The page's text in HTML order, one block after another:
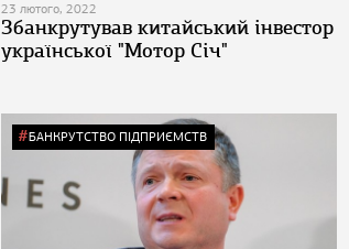
23 лютого, 2022
Збанкрутував китайський інвестор
української "Мотор Січ"
БАНКРУТСТВО ПІДПРИЄМСТВ